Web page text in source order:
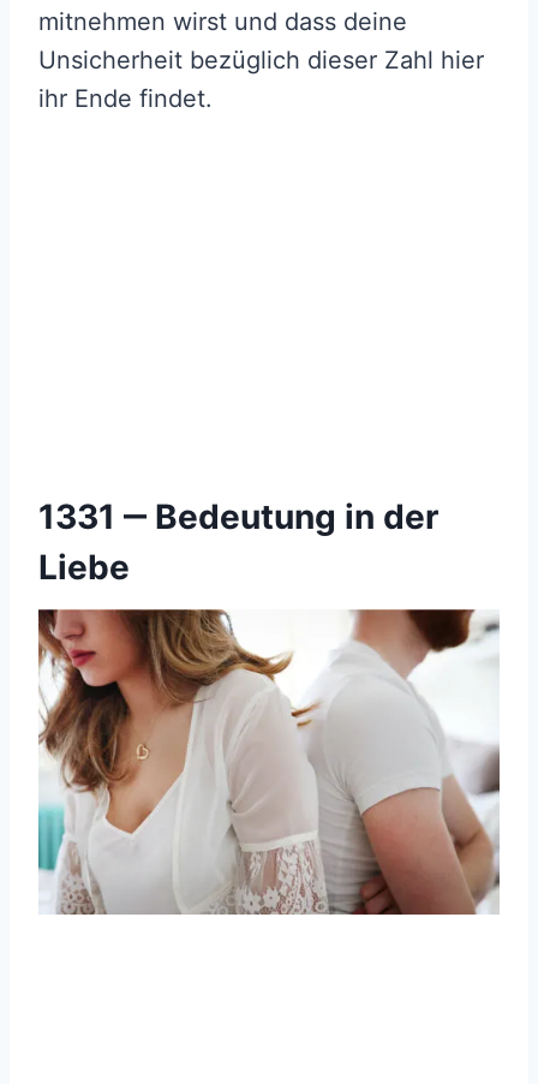
mitnehmen wirst und dass deine
Unsicherheit bezüglich dieser Zahl hier
ihr Ende findet.
1331 ‒ Bedeutung in der
Liebe